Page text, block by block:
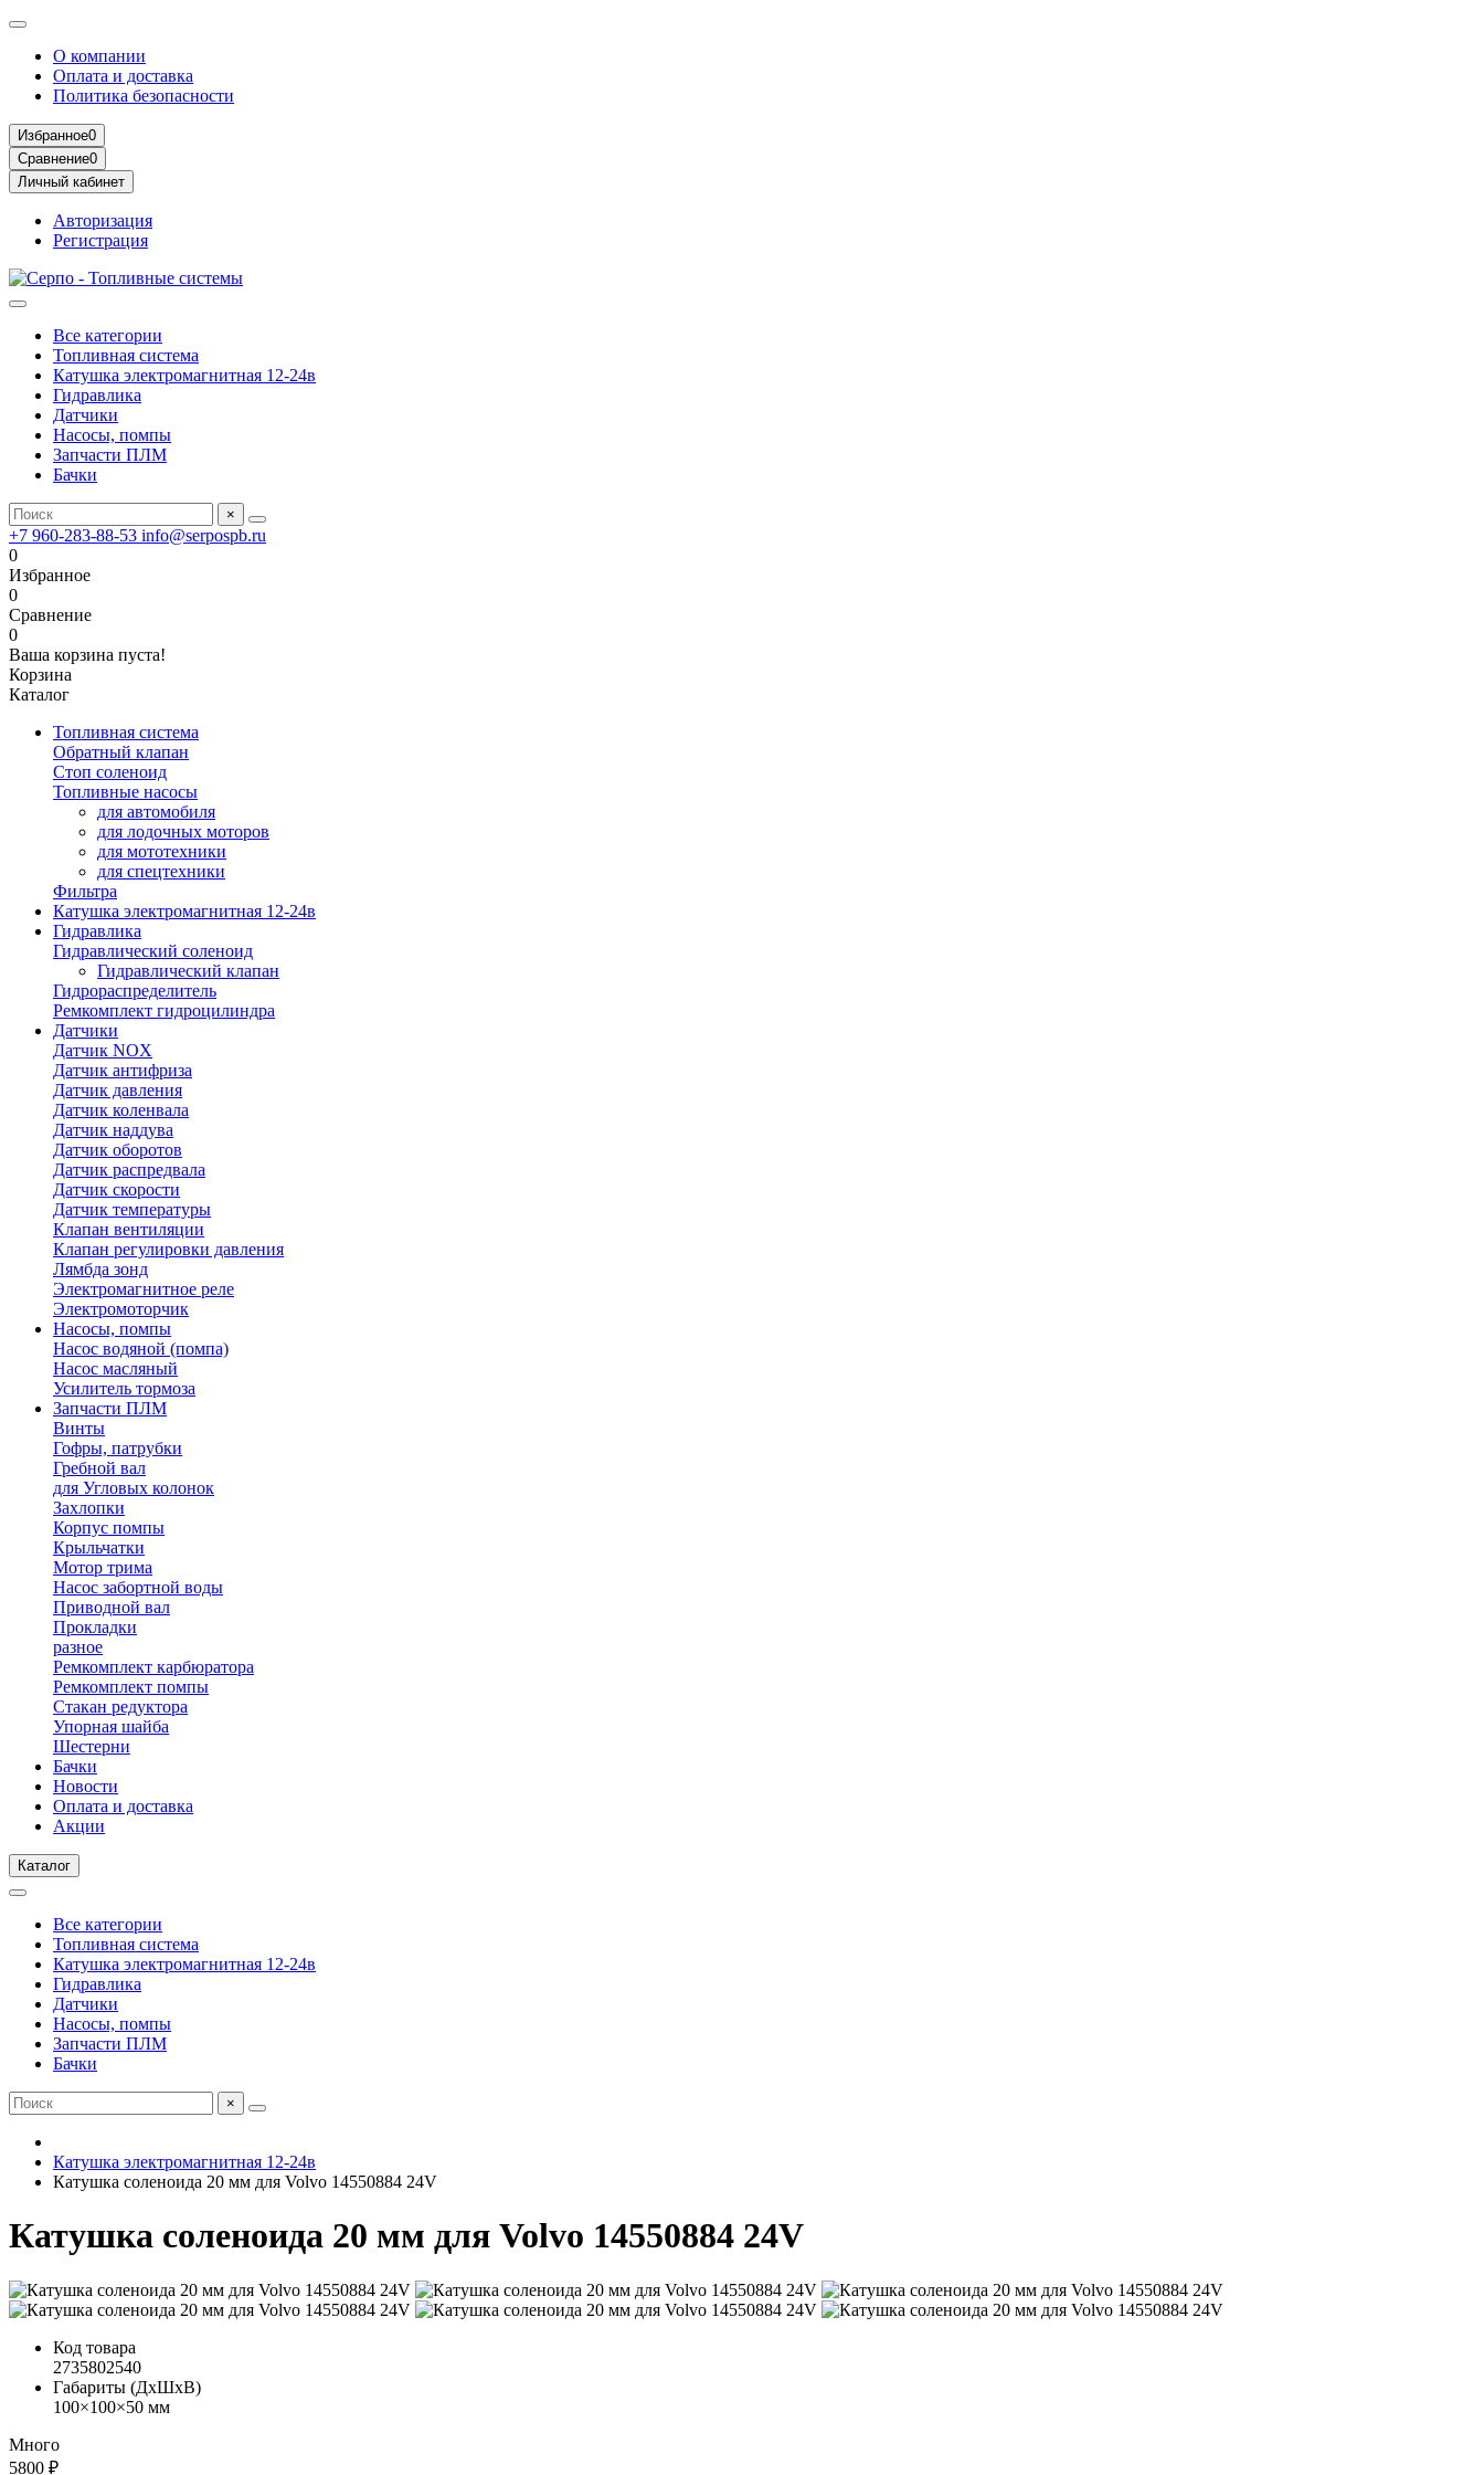
О компании
Оплата и доставка
Политика безопасности
Избранное0
Сравнение0
Личный кабинет
Авторизация
Регистрация
Все категории
Топливная система
Катушка электромагнитная 12-24в
Гидравлика
Датчики
Насосы, помпы
Запчасти ПЛМ
Бачки
×
+7 960-283-88-53 info@serpospb.ru
0
Избранное
0
Сравнение
0
Ваша корзина пуста!
Корзина
Каталог
Топливная система
Обратный клапан
Стоп соленоид
Топливные насосы
для автомобиля
для лодочных моторов
для мототехники
для спецтехники
Фильтра
Катушка электромагнитная 12-24в
Гидравлика
Гидравлический соленоид
Гидравлический клапан
Гидрораспределитель
Ремкомплект гидроцилиндра
Датчики
Датчик NOX
Датчик антифриза
Датчик давления
Датчик коленвала
Датчик наддува
Датчик оборотов
Датчик распредвала
Датчик скорости
Датчик температуры
Клапан вентиляции
Клапан регулировки давления
Лямбда зонд
Электромагнитное реле
Электромоторчик
Насосы, помпы
Насос водяной (помпа)
Насос масляный
Усилитель тормоза
Запчасти ПЛМ
Винты
Гофры, патрубки
Гребной вал
для Угловых колонок
Захлопки
Корпус помпы
Крыльчатки
Мотор трима
Насос забортной воды
Приводной вал
Прокладки
разное
Ремкомплект карбюратора
Ремкомплект помпы
Стакан редуктора
Упорная шайба
Шестерни
Бачки
Новости
Оплата и доставка
Акции
Каталог
Все категории
Топливная система
Катушка электромагнитная 12-24в
Гидравлика
Датчики
Насосы, помпы
Запчасти ПЛМ
Бачки
×
Катушка электромагнитная 12-24в
Катушка соленоида 20 мм для Volvo 14550884 24V
Катушка соленоида 20 мм для Volvo 14550884 24V
Код товара
2735802540
Габариты (ДхШхВ)
100×100×50 мм
Много
5800 ₽